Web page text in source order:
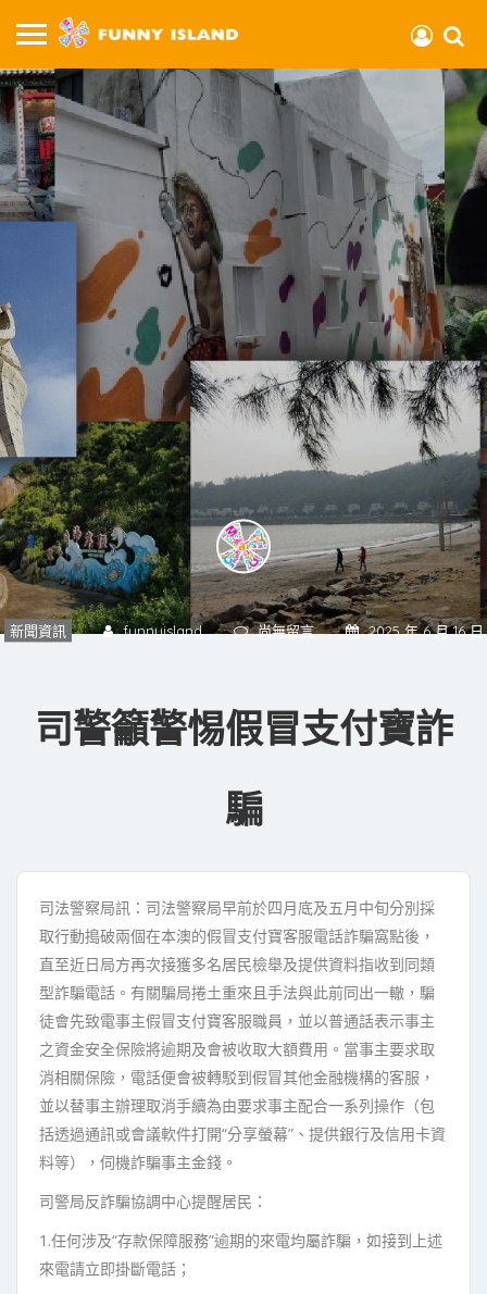
新聞資訊 funnyisland 尚無留言 2025 年 6 月 16 日
司警籲警惕假冒支付寶詐
騙
司法警察局訊：司法警察局早前於四月底及五月中旬分別採
取行動搗破兩個在本澳的假冒支付寶客服電話詐騙窩點後，
直至近日局方再次接獲多名居民檢舉及提供資料指收到同類
型詐騙電話。有關騙局捲土重來且手法與此前同出一轍，騙
徒會先致電事主假冒支付寶客服職員，並以普通話表示事主
之資金安全保險將逾期及會被收取大額費用。當事主要求取
消相關保險，電話便會被轉駁到假冒其他金融機構的客服，
並以替事主辦理取消手續為由要求事主配合一系列操作（包
括透過通訊或會議軟件打開“分享螢幕”、提供銀行及信用卡資
料等），伺機詐騙事主金錢。
司警局反詐騙協調中心提醒居民：
1.任何涉及“存款保障服務”逾期的來電均屬詐騙，如接到上述
來電請立即掛斷電話；